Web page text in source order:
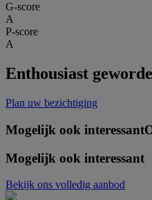
G-score
A
P-score
A
Enthousiast
Plan uw bezichtiging
Mogelijk ook interessant
Mogelijk ook interessant
Bekijk ons volledig aanbod